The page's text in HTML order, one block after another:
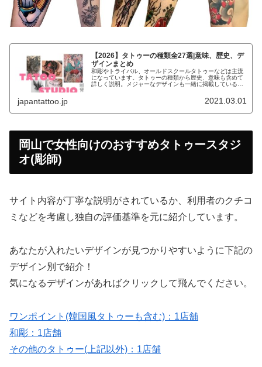
【2026】タトゥーの種類全27選|意味、歴史、デ
ザインまとめ
和彫やトライバル、オールドスクールタトゥーなどは主流
になっています。タトゥーの種類から歴史、意味も含めて
詳しく説明。メジャーなデザインも一緒に掲載しているの
japantattoo.jp 2021.03.01
岡山で女性向けのおすすめタトゥースタジ
オ(彫師)
サイト内容が丁寧な説明がされているか、利用者のクチコ
ミなどを考慮し独自の評価基準を元に紹介しています。
あなたが入れたいデザインが見つかりやすいように下記の
デザイン別で紹介！
気になるデザインがあればクリックして飛んでください。
ワンポイント(韓国風タトゥーも含む)：1店舗
和彫：1店舗
その他のタトゥー(上記以外)：1店舗